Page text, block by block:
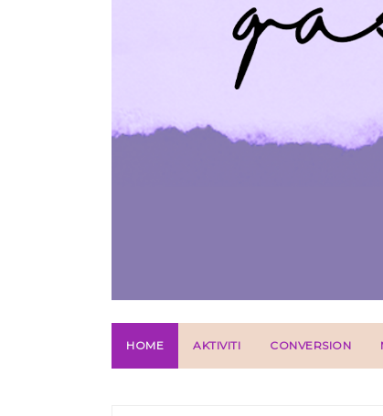
HOME AKTIVITI CONVERSION